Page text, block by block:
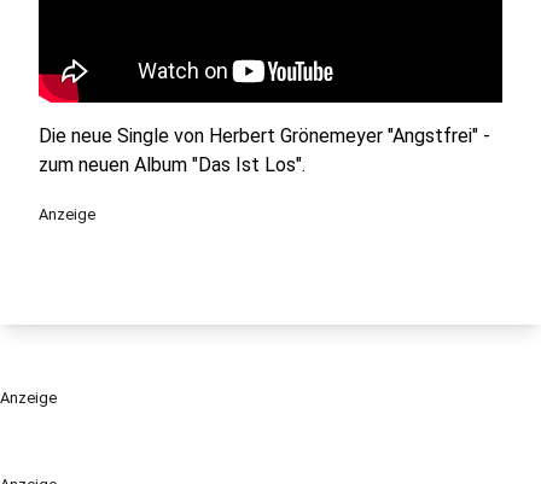
Die neue Single von Herbert Grönemeyer "Angstfrei" -
zum neuen Album "Das Ist Los".
Anzeige
Anzeige